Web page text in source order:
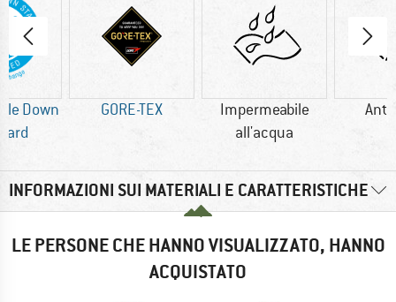
Down
GORE-TEX
Impermeabile
all'acqua
INFORMAZIONI SUI MATERIALI E CARATTERISTICHE
LE PERSONE CHE HANNO VISUALIZZATO, HANNO
ACQUISTATO